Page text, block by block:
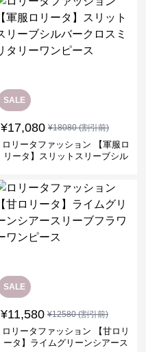
SALE
¥17,080 ¥18080(割引前)
ロリータファッション 【軍服ロ
リータ】スリットスリーブシル
SALE
¥11,580 ¥12580(割引前)
ロリータファッション 【甘ロリ
ータ】ライムグリーンシアース